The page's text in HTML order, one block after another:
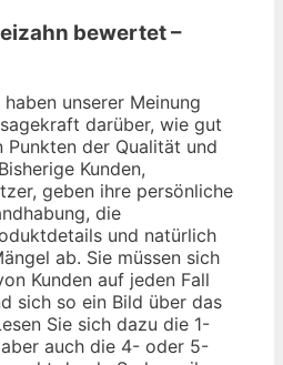
bewertet –
unserer Meinung
darüber, wie gut
Punkten der Qualität und
Kunden,
geben ihre persönliche
die
und natürlich
ab. Sie müssen sich
Kunden auf jeden Fall
sich so ein Bild über das
Sie sich dazu die 1-
auch die 4- oder 5-